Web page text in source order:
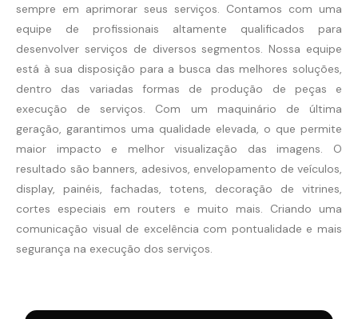
sempre em aprimorar seus serviços. Contamos com uma
equipe de profissionais altamente qualificados para
desenvolver serviços de diversos segmentos. Nossa equipe
está à sua disposição para a busca das melhores soluções,
dentro das variadas formas de produção de peças e
execução de serviços. Com um maquinário de última
geração, garantimos uma qualidade elevada, o que permite
maior impacto e melhor visualização das imagens. O
resultado são banners, adesivos, envelopamento de veículos,
display, painéis, fachadas, totens, decoração de vitrines,
cortes especiais em routers e muito mais. Criando uma
comunicação visual de excelência com pontualidade e mais
segurança na execução dos serviços.